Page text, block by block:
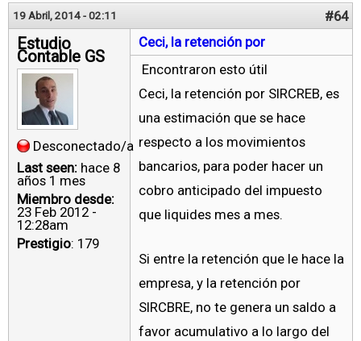
19 Abril, 2014 - 02:11 #64
Estudio
Contable GS
Desconectado/a
Last seen: hace 8
años 1 mes
Miembro desde:
23 Feb 2012 -
12:28am
Prestigio: 179
Ceci, la retención por
Encontraron esto útil
Ceci, la retención por SIRCREB, es
una estimación que se hace
respecto a los movimientos
bancarios, para poder hacer un
cobro anticipado del impuesto
que liquides mes a mes.
Si entre la retención que le hace la
empresa, y la retención por
SIRCBRE, no te genera un saldo a
favor acumulativo a lo largo del